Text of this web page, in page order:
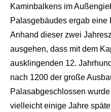
Kaminbalkens im
Palasgebäudes ergab eine
Anhand dieser zwei
ausgehen, dass mit dem
ausklingenden 12.
nach 1200 der große
Palasabgeschlossen wurde.
viell eicht einige Jahre